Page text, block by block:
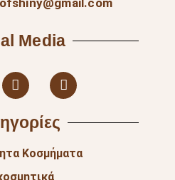
Media
Κοσμήματα